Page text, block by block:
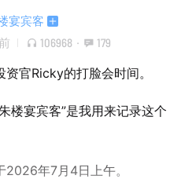
宴宾客
106968 · 179
官Ricky的打脸会时间。
楼宴宾客”是我用来记录这个
年7月4日上午。